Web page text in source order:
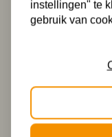
Dit past
instellingen" te
gebruik van